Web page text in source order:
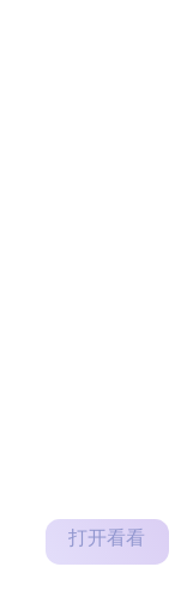
打开看看